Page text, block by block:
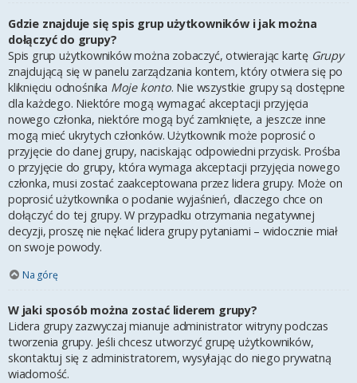
Gdzie znajduje się spis grup użytkowników i jak można
dołączyć do grupy?
Spis grup użytkowników można zobaczyć, otwierając kartę Grupy
znajdującą się w panelu zarządzania kontem, który otwiera się po
kliknięciu odnośnika Moje konto. Nie wszystkie grupy są dostępne
dla każdego. Niektóre mogą wymagać akceptacji przyjęcia
nowego członka, niektóre mogą być zamknięte, a jeszcze inne
mogą mieć ukrytych członków. Użytkownik może poprosić o
przyjęcie do danej grupy, naciskając odpowiedni przycisk. Prośba
o przyjęcie do grupy, która wymaga akceptacji przyjęcia nowego
członka, musi zostać zaakceptowana przez lidera grupy. Może on
poprosić użytkownika o podanie wyjaśnień, dlaczego chce on
dołączyć do tej grupy. W przypadku otrzymania negatywnej
decyzji, proszę nie nękać lidera grupy pytaniami – widocznie miał
on swoje powody.
Na górę
W jaki sposób można zostać liderem grupy?
Lidera grupy zazwyczaj mianuje administrator witryny podczas
tworzenia grupy. Jeśli chcesz utworzyć grupę użytkowników,
skontaktuj się z administratorem, wysyłając do niego prywatną
wiadomość.